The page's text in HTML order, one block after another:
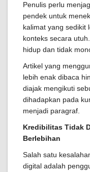
Penulis perlu
pendek untuk
kalimat yang sedikit
konteks secara
hidup dan tidak
Artikel yang
lebih enak dibaca
diajak mengikuti
dihadapkan pada
menjadi paragraf.
Kredibilitas Tidak
Berlebihan
Salah satu
digital adalah